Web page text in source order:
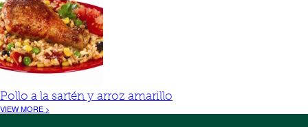
Pollo a la sartén y arroz amarillo
VIEW MORE >